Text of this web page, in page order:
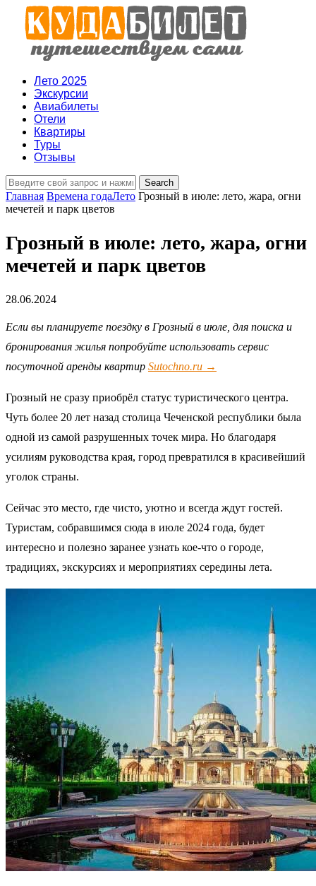
Лето 2025
Экскурсии
Авиабилеты
Отели
Квартиры
Туры
Отзывы
Главная Времена годаЛето Грозный в июле: лето, жара, огни
мечетей и парк цветов
Грозный в июле: лето, жара, огни
мечетей и парк цветов
28.06.2024
Если вы планируете поездку в Грозный в июле, для поиска и
бронирования жилья попробуйте использовать сервис
посуточной аренды квартир Sutochno.ru →
Грозный не сразу приобрёл статус туристического центра.
Чуть более 20 лет назад столица Чеченской республики была
одной из самой разрушенных точек мира. Но благодаря
усилиям руководства края, город превратился в красивейший
уголок страны.
Сейчас это место, где чисто, уютно и всегда ждут гостей.
Туристам, собравшимся сюда в июле 2024 года, будет
интересно и полезно заранее узнать кое-что о городе,
традициях, экскурсиях и мероприятиях середины лета.